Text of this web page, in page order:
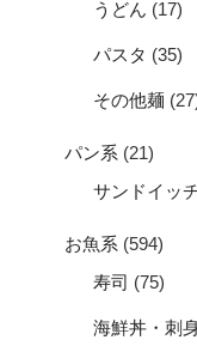
うどん (17)
パスタ (35)
その他麺
パン系 (21)
サンドイッ
お魚系 (594)
寿司 (75)
海鮮丼・刺